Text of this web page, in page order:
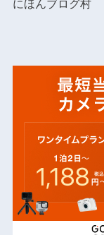
にほんブログ村